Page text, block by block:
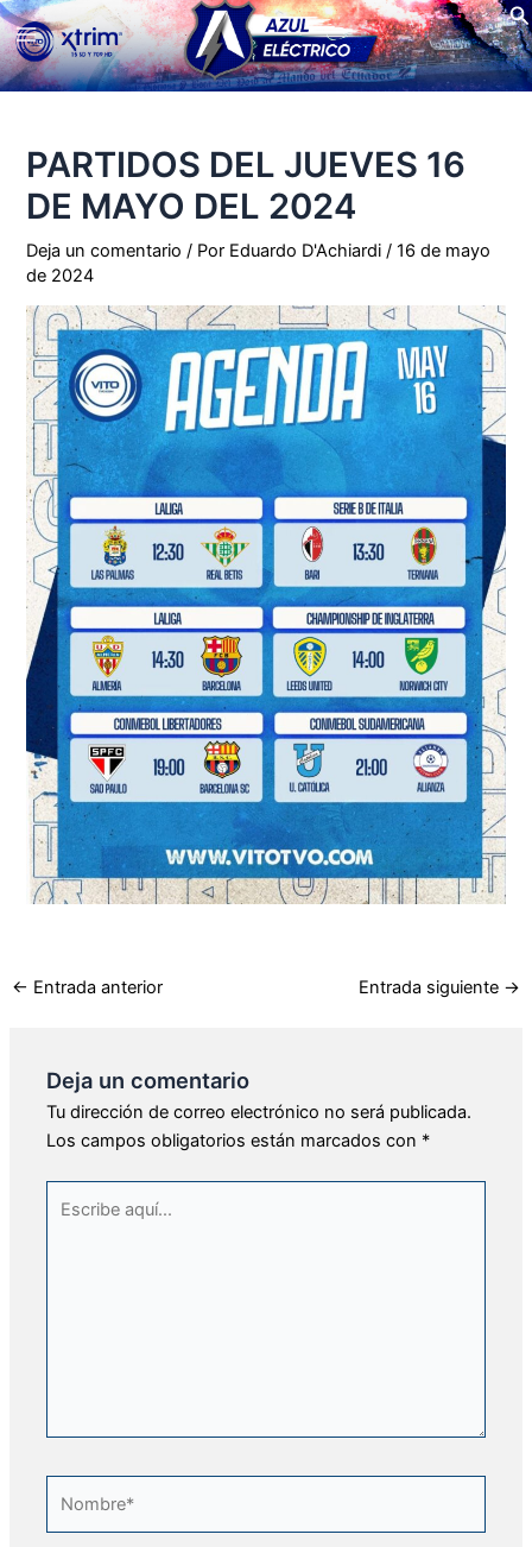
Ir
al
contenido
Main
Menu
PARTIDOS DEL JUEVES 16
DE MAYO DEL 2024
Deja un comentario / Por Eduardo D'Achiardi/16 de mayo
de 2024
← Entrada anterior Entrada siguiente →
Deja un comentario
Tu dirección de correo electrónico no será publicada.
Los campos obligatorios están marcados con *
aquí...